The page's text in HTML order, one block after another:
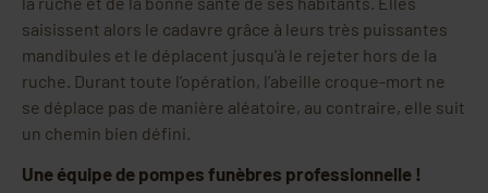
saisissent alors le cadavre grâce à leurs très puissantes
mandibules et le déplacent jusqu’à le rejeter hors de la
ruche. Durant toute l’opération, l’abeille croque-mort ne
se déplace pas de manière aléatoire, au contraire, elle suit
un chemin bien défini.
Une équipe de pompes funèbres professionnelle !